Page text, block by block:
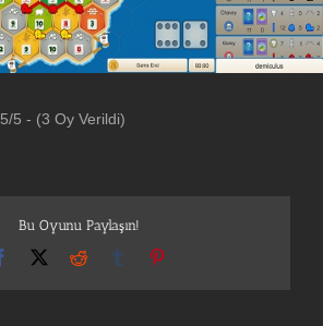
5/5 - (3 Oy Verildi)
Bu Oyunu Paylaşın!
Facebook Reddit Tumblr